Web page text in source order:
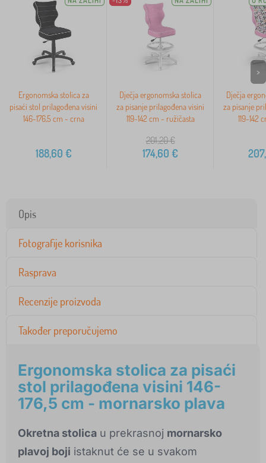
Ergonomska stolica za
pisaći stol prilagođena visini
146-176,5 cm - crna
188,60 €
Dječja ergonomska stolica
za pisanje prilagođena visini
119-142 cm - ružičasta
201,20€
174,60 €
Dječja
za pisanje
119-142
>
Opis
Fotografije korisnika
Rasprava
Recenzije proizvoda
Također preporučujemo
Ergonomska stolica za pisaći
stol prilagođena visini 146-
176,5 cm - mornarsko plava
Okretna stolica u prekrasnoj mornarsko
plavoj boji istaknut će se u svakom